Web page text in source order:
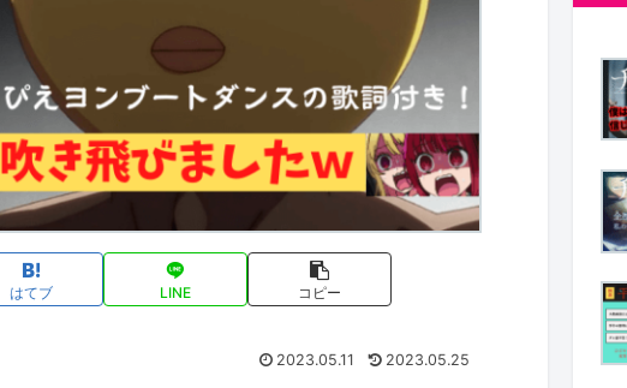
はてブ LINE コピー
2023.05.11 2023.05.25